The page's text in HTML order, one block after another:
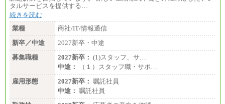
タルサービスを提供する…
続きを読む
業種
商社/IT/情報通信
新卒／中途
2027新卒・中途
募集職種
2027新卒： (1)スタッフ、サ…
中途：
（１）スタッフ職・サポ…
雇用形態
2027新卒： 嘱託社員
中途： 嘱託社員